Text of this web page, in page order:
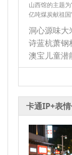
山西馆的主题
亿吨煤炭献祖
洞心源味大
诗蓝杭萧钢
澳宝儿童潜
卡通IP+表